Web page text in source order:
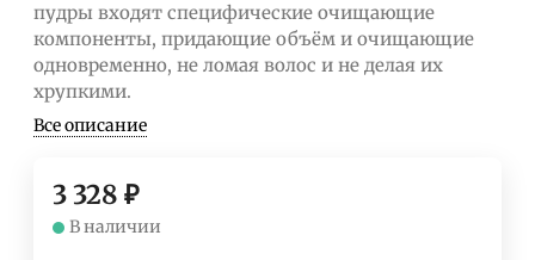
пудры входят специфические очищающие
компоненты, придающие объём и очищающие
одновременно, не ломая волос и не делая их
хрупкими.
Все описание
3 328 ₽
В наличии